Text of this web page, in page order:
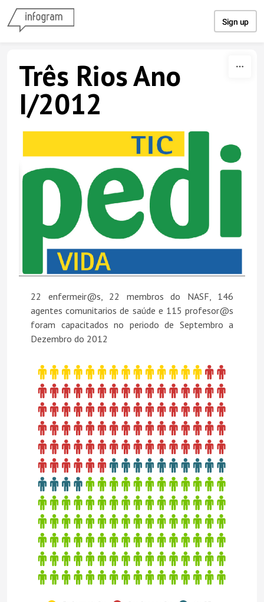
Sign up
Três Rios Ano
I/2012
22 enfermeir@s, 22 membros do NASF, 146
agentes comunitarios de saúde e 115 profesor@s
foram capacitados no periodo de Septembro a
Dezembro do 2012